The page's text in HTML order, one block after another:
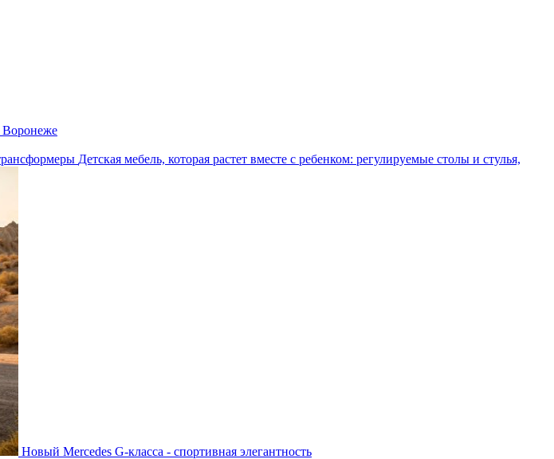
Воронеже
Детская мебель, которая растет вместе с ребенком: регулируемые столы и стулья,
Новый Mercedes G-класса - спортивная элегантность